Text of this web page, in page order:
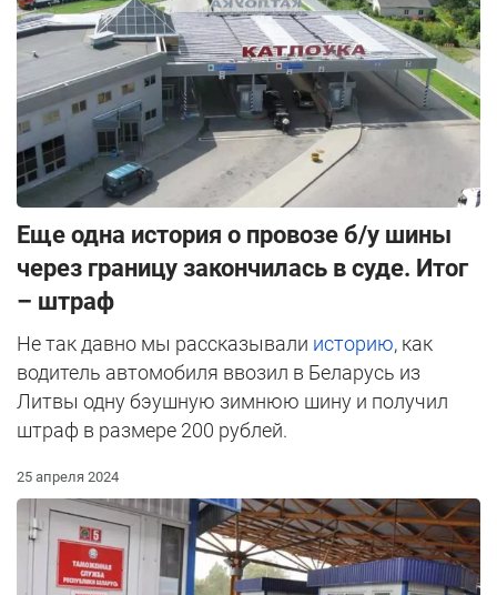
Еще одна история о провозе б/у шины
через границу закончилась в суде. Итог
– штраф
Не так давно мы рассказывали историю, как
водитель автомобиля ввозил в Беларусь из
Литвы одну бэушную зимнюю шину и получил
штраф в размере 200 рублей.
25 апреля 2024